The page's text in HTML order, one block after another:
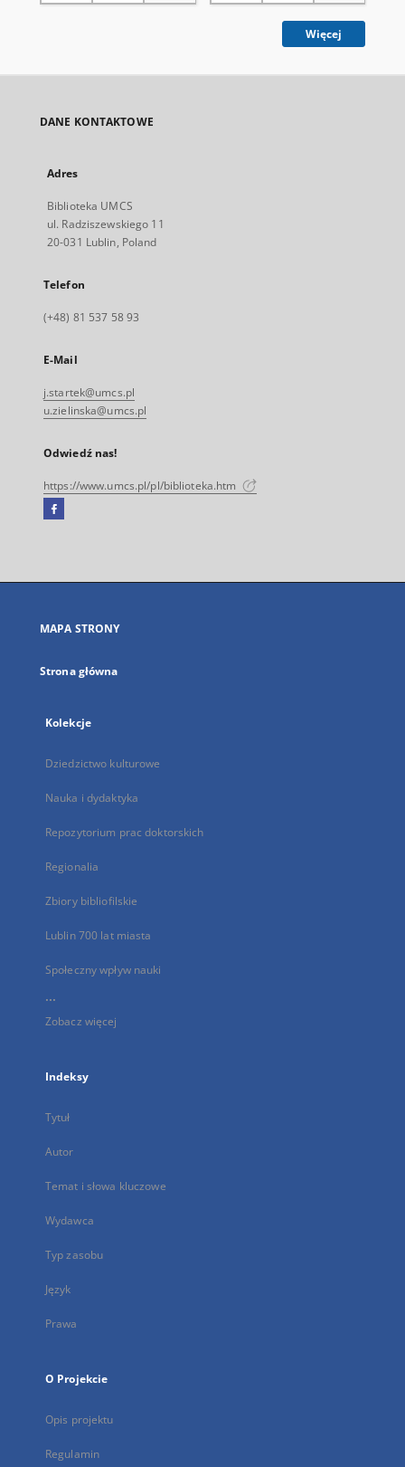
Więcej
DANE KONTAKTOWE
Adres
Biblioteka UMCS
ul. Radziszewskiego 11
20-031 Lublin, Poland
Telefon
(+48) 81 537 58 93
E-Mail
j.startek@umcs.pl
u.zielinska@umcs.pl
Odwiedź nas!
https://www.umcs.pl/pl/biblioteka.htm
Facebook
się
karcie
MAPA STRONY
Strona główna
Kolekcje
Dziedzictwo kulturowe
Nauka i dydaktyka
Repozytorium prac doktorskich
Regionalia
Zbiory bibliofilskie
Lublin 700 lat miasta
Społeczny wpływ nauki
...
Zobacz więcej
Indeksy
Tytuł
Autor
Temat i słowa kluczowe
Wydawca
Typ zasobu
Język
Prawa
O Projekcie
Opis projektu
Regulamin